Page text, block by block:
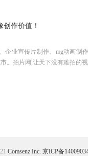
创作价值！
企业宣传片制作、mg动画制
。拍片网,让天下没有难拍的
Comsenz Inc. 京ICP备